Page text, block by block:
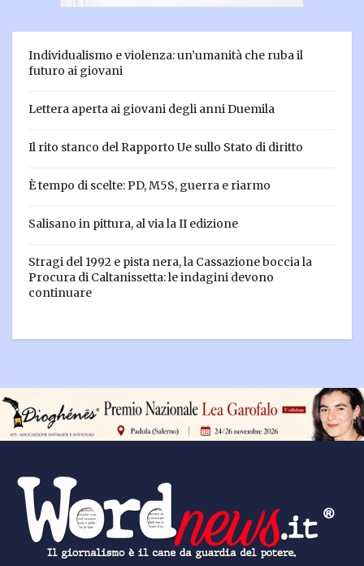
Individualismo e violenza: un’umanità che ruba il
futuro ai giovani
Lettera aperta ai giovani degli anni Duemila
Il rito stanco del Rapporto Ue sullo Stato di diritto
È tempo di scelte: PD, M5S, guerra e riarmo
Salisano in pittura, al via la II edizione
Stragi del 1992 e pista nera, la Cassazione boccia la
Procura di Caltanissetta: le indagini devono
continuare